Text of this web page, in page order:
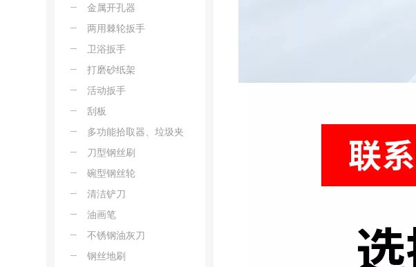
金属开孔器
两用棘轮扳手
卫浴扳手
打磨砂纸架
活动扳手
刮板
多功能拾取器、垃圾夹
刀型钢丝刷
碗型钢丝轮
清洁铲刀
油画笔
不锈钢油灰刀
钢丝地刷